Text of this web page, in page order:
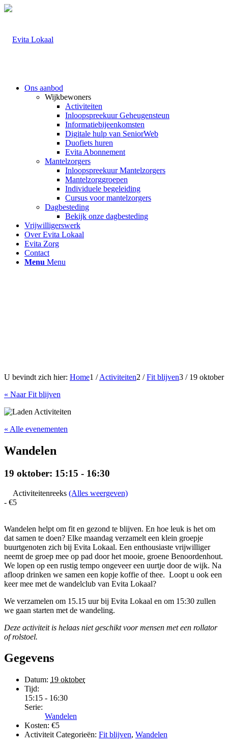
Ons aanbod
Wijkbewoners
Activiteiten
Inloopspreekuur Geheugensteun
Informatiebijeenkomsten
Digitale hulp van SeniorWeb
Duofiets huren
Evita Abonnement
Mantelzorgers
Inloopspreekuur Mantelzorgers
Mantelzorggroepen
Individuele begeleiding
Cursus voor mantelzorgers
Dagbesteding
Bekijk onze dagbesteding
Vrijwilligerswerk
Over Evita Lokaal
Evita Zorg
Contact
Menu Menu
U bevindt zich hier: Home1 / Activiteiten2 / Fit blijven3 / 19 oktober
« Naar Fit blijven
« Alle evenementen
Wandelen
19 oktober: 15:15 - 16:30
Activiteitenreeks (Alles weergeven)
- €5
Wandelen helpt om fit en gezond te blijven. En hoe leuk is het om
dat samen te doen? Elke maandag verzamelt een klein groepje
buurtgenoten zich bij Evita Lokaal. Een enthousiaste vrijwilliger
neemt de groep mee op pad door het mooie, groene Benoordenhout.
We lopen op een rustig tempo ongeveer een uurtje door de wijk. Na
afloop drinken we samen een kopje koffie of thee. Loopt u ook een
keer mee met de wandelclub van Evita Lokaal?
We verzamelen om 15.15 uur bij Evita Lokaal en om 15:30 zullen
we gaan starten met de wandeling.
Deze activiteit is helaas niet geschikt voor mensen met een rollator
of rolstoel.
Gegevens
Datum: 19 oktober
Tijd:
15:15 - 16:30
Serie:
Wandelen
Kosten: €5
Activiteit Categorieën: Fit blijven, Wandelen